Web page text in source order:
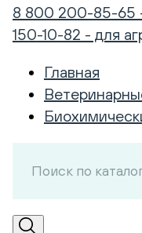
8 800 200-85-65
150-10-82 - для
Главная